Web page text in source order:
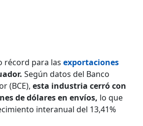
récord para lasexportaciones
Según datos del Banco
(BCE), esta industria cerró con
de dólares en envíos, lo que
interanual del 13,41%